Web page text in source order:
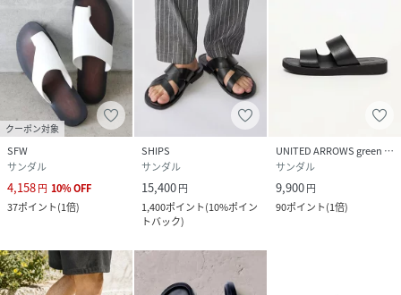
クーポン対象
SFW
サンダル
4,158円 10%OFF
37ポイント(1倍)
SHIPS
サンダル
15,400円
1,400ポイント(10%ポイン
トバック)
UNITED ARROWS green label relaxing
サンダル
9,900円
90ポイント(1倍)